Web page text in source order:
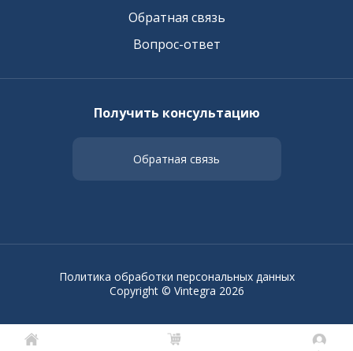
Обратная связь
Вопрос-ответ
Получить консультацию
Обратная связь
Copyright © Vintegra 2026
Политика обработки персональных данных